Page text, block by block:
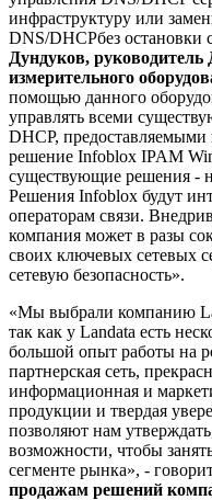
инфраструктуру или
DNS/DHCPбез остановки
Дундуков,
измерительного
помощью данного
управлять всеми
DHCP, предоставляемыми
решение Infoblox IPAM
существующие решения -
Решения Infoblox будут
операторам связи.
компания может в разы
своих ключевых сетевых
сетевую безопасность».
«Мы выбрали компанию
так как у Landata есть
большой опыт работы на
партнерская сеть,
информационная и
продукции и твердая
позволяют нам
возможности, чтобы
сегменте рынка», -
продажам решений